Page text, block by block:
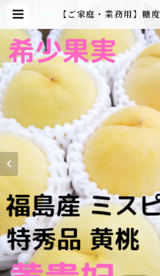
【ご家庭・業務用】糖
妃 | ふるさとの